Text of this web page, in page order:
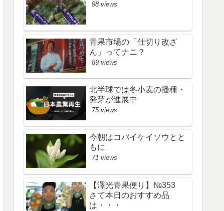
98 views
青果市場の「仕切り改ざ
ん」ってナニ？
89 views
北半球では冬小麦の播種・
発芽が進展中
75 views
今朝はコバイケイソウとと
もに
71 views
【澤光青果便り】№353
さて本日のおすすめ品
は・・・